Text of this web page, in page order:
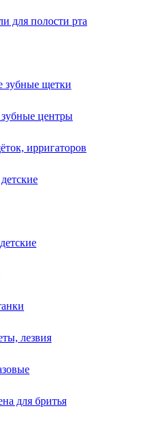
для полости рта
зубные щетки
центры
ирригаторов
лезвия
для бритья